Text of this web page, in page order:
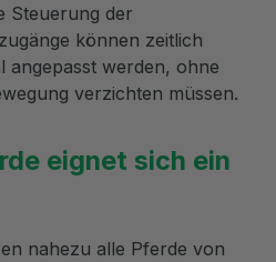
Steuerung der
können zeitlich
angepasst werden, ohne
verzichten müssen.
eignet sich ein
nahezu alle Pferde von